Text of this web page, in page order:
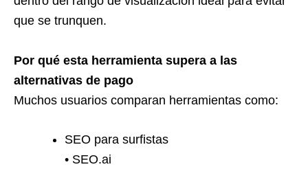
que se trunquen.
Por qué esta herramienta supera a las
alternativas de pago
Muchos usuarios comparan herramientas como:
SEO para surfistas
• SEO.ai